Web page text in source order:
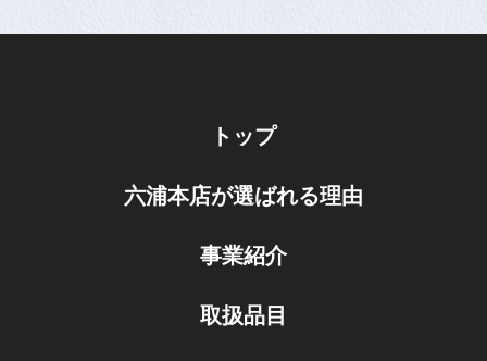
トップ
六浦本店が選ばれる理由
事業紹介
取扱品目